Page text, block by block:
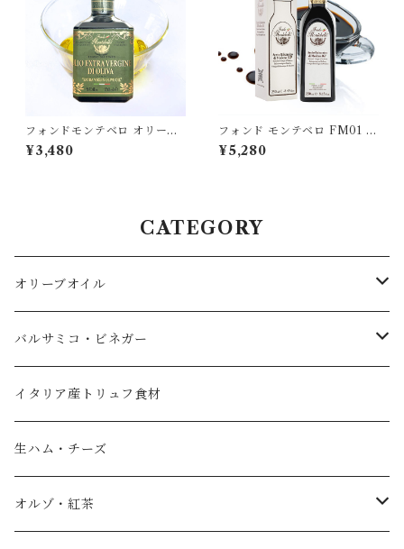
フォンドモンテベロ オリーブ
オイル エキストラバージン 25
0ml FONDO MONTEBELL
¥3,480
フォンド モンテベロ FM01 モ
デナ産バルサミコ 250ml IGP
認定 濃度1.29 8年熟成 MON
¥5,280
CATEGORY
オリーブオイル
エキストラバージンオリーブオイル
フレーバーオイル
ノベッロ（秋の新油）
ピュアオリーブオイル
バルサミコ・ビネガー
黒バルサミコ
白バルサミコ
ピンク（ロゼ）バルサミコ
イタリア産トリュフ食材
生ハム・チーズ
オルゾ・紅茶